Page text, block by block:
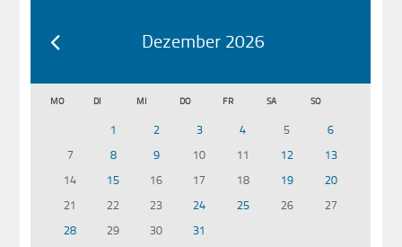
Dezember 2026
MO DI MI DO FR SA SO
1 2 3 4 5
6
7
8 9 10 11 12
13
14
15 16 17 18 19
20
21
22 23 24 25 26
27
28
29 30 31